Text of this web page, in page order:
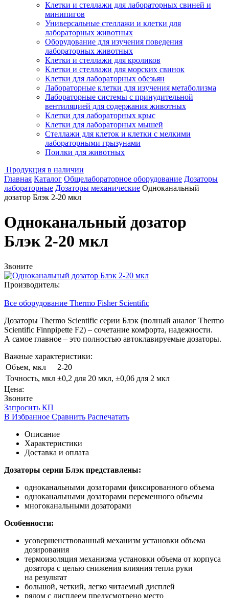
Клетки и стеллажи для лабораторных свиней и
минипигов
Универсальные стеллажи и клетки для
лабораторных животных
Оборудование для изучения поведения
лабораторных животных
Клетки и стеллажи для кроликов
Клетки и стеллажи для морских свинок
Клетки для лабораторных обезьян
Лабораторные клетки для изучения метаболизма
Лабораторные системы с принудительной
вентиляцией для содержания животных
Клетки для лабораторных крыс
Клетки для лабораторных мышей
Стеллажи для клеток и клетки с мелкими
лабораторными грызунами
Поилки для животных
Продукция в наличии
Главная Каталог Общелабораторное оборудование Дозаторы
лабораторные Дозаторы механические Одноканальный
дозатор Блэк 2-20 мкл
Одноканальный дозатор
Блэк 2-20 мкл
Звоните
Производитель:
Все оборудование Thermo Fisher Scientific
Дозаторы Thermo Scientific cерии Блэк (полный аналог Thermo
Scientific Finnpipette F2) – сочетание комфорта, надежности.
А самое главное – это полностью автоклавируемые дозаторы.
Важные характеристики:
Объем, мкл
2-20
Точность, мкл ±0,2 для 20 мкл, ±0,06 для 2 мкл
Цена:
Звоните
Запросить КП
В Избранное Сравнить Распечатать
Описание
Характеристики
Доставка и оплата
Дозаторы серии Блэк представлены:
одноканальными дозаторами фиксированного объема
одноканальными дозаторами переменного объемы
многоканальными дозаторами
Особенности:
усовершенствованный механизм установки объема
дозирования
термоизоляция механизма установки объема от корпуса
дозатора с целью снижения влияния тепла руки
на результат
большой, четкий, легко читаемый дисплей
рядом с дисплеем предусмотрено место